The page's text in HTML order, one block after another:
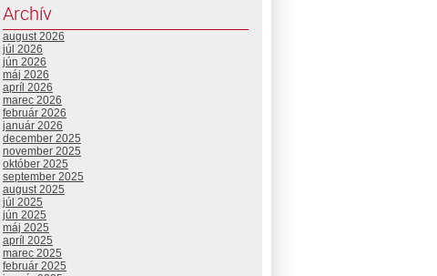
Archív
august 2026
júl 2026
jún 2026
máj 2026
apríl 2026
marec 2026
február 2026
január 2026
december 2025
november 2025
október 2025
september 2025
august 2025
júl 2025
jún 2025
máj 2025
apríl 2025
marec 2025
február 2025